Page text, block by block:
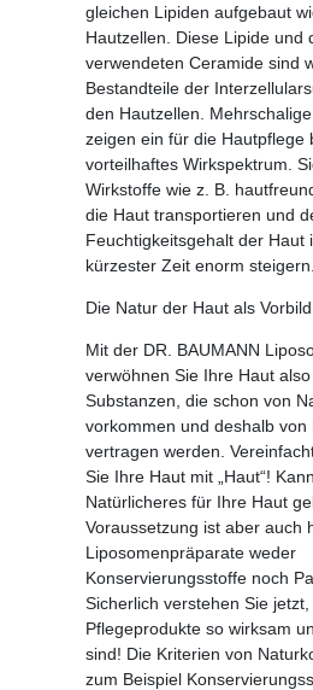
gleichen Lipiden aufgebaut
Hautzellen. Diese Lipide und
verwendeten Ceramide sind
Bestandteile der
den Hautzellen.
zeigen ein für die Hautpflege
vorteilhaftes Wirkspektrum.
Wirkstoffe wie z. B.
die Haut transportieren und
Feuchtigkeitsgehalt der Haut
kürzester Zeit enorm steigern.
Die Natur der Haut als Vorbild
Mit der DR. BAUMANN
verwöhnen Sie Ihre Haut
Substanzen, die schon von
vorkommen und deshalb
vertragen werden.
Sie Ihre Haut mit „Haut“!
Natürlicheres für Ihre Haut
Voraussetzung ist aber auch
Liposomenpräparate weder
Konservierungsstoffe noch
Sicherlich verstehen Sie
Pflegeprodukte so wirksam
sind! Die Kriterien von
zum Beispiel